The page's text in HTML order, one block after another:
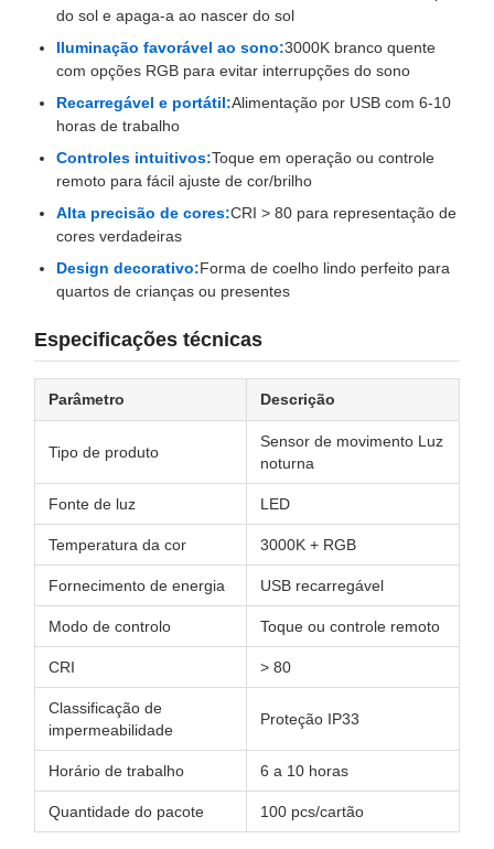
do sol e apaga-a ao nascer do sol
Iluminação favorável ao sono:3000K branco quente
com opções RGB para evitar interrupções do sono
Recarregável e portátil:Alimentação por USB com 6-10
horas de trabalho
Controles intuitivos:Toque em operação ou controle
remoto para fácil ajuste de cor/brilho
Alta precisão de cores:CRI > 80 para representação de
cores verdadeiras
Design decorativo:Forma de coelho lindo perfeito para
quartos de crianças ou presentes
Especificações técnicas
Parâmetro Descrição
Tipo de produto
Sensor de movimento Luz
noturna
Fonte de luz LED
Temperatura da cor 3000K + RGB
Fornecimento de energia USB recarregável
Modo de controlo Toque ou controle remoto
CRI > 80
Classificação de
impermeabilidade
Proteção IP33
Horário de trabalho 6 a 10 horas
Quantidade do pacote 100 pcs/cartão